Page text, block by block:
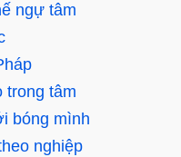
ngự tâm
trong tâm
bóng mình
nghiệp